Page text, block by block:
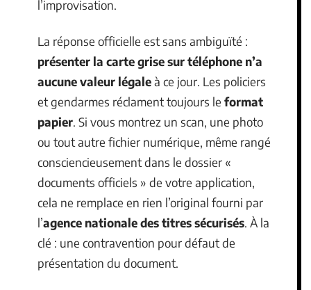
l’improvisation.
La réponse officielle est sans ambiguïté :
présenter la carte grise sur téléphone n’a
aucune valeur légaleà ce jour. Les policiers
et gendarmes réclament toujours le format
papier. Si vous montrez un scan, une photo
ou tout autre fichier numérique, même rangé
consciencieusement dans le dossier «
documents officiels » de votre application,
cela ne remplace en rien l’original fourni par
l’agence nationale des titres sécurisés. À la
clé : une contravention pour défaut de
présentation du document.